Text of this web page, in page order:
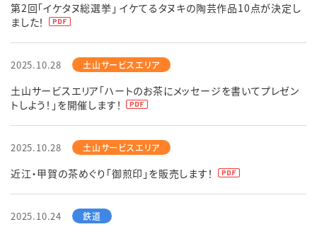
第2回「イケタヌ総選挙」 イケてるタヌキの陶芸作品10点が決定し
ました！
2025.10.28
土山サービスエリア「ハートのお茶にメッセージを書いてプレゼン
トしよう！」を開催します！
2025.10.28
近江・甲賀の茶めぐり「御煎印」を販売します！
2025.10.24